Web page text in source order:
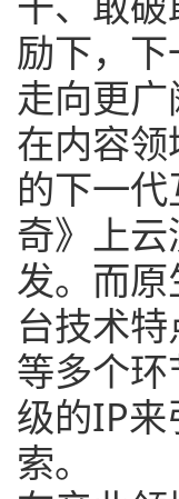
励下，
走向更广
在内容
的下一
奇》上
发。而
台技术
等多个
级的IP
索。